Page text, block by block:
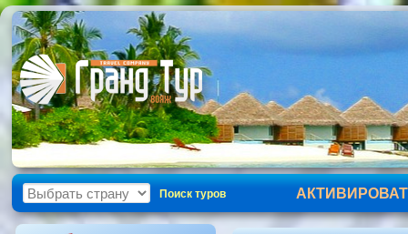
Поиск туров